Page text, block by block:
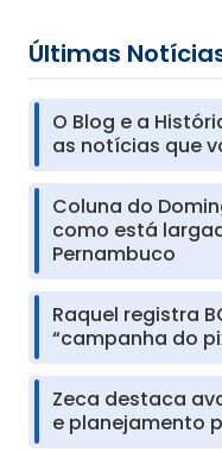
Últimas
O Blog e a
as notícias que
Coluna do
como está
Pernambuco
Raquel registra
“campanha do
Zeca destaca
e planejamento